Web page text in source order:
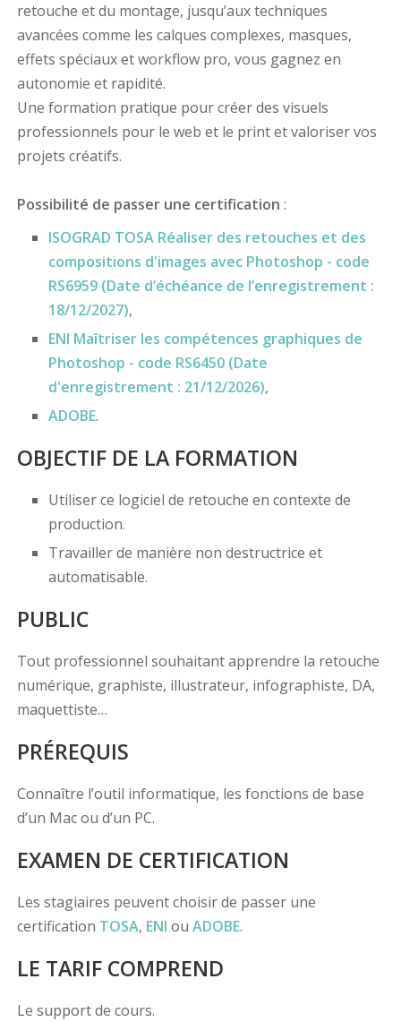
retouche et du montage, jusqu’aux techniques
avancées comme les calques complexes, masques,
effets spéciaux et workflow pro, vous gagnez en
autonomie et rapidité.
Une formation pratique pour créer des visuels
professionnels pour le web et le print et valoriser vos
projets créatifs.
Possibilité de passer une certification :
ISOGRAD TOSA Réaliser des retouches et des
compositions d'images avec Photoshop - code
RS6959 (Date d’échéance de l’enregistrement :
18/12/2027),
ENI Maîtriser les compétences graphiques de
Photoshop - code RS6450 (Date
d'enregistrement : 21/12/2026),
ADOBE.
OBJECTIF DE LA FORMATION
Utiliser ce logiciel de retouche en contexte de
production.
Travailler de manière non destructrice et
automatisable.
PUBLIC
Tout professionnel souhaitant apprendre la retouche
numérique, graphiste, illustrateur, infographiste, DA,
maquettiste…
PRÉREQUIS
Connaître l’outil informatique, les fonctions de base
d’un Mac ou d’un PC.
EXAMEN DE CERTIFICATION
Les stagiaires peuvent choisir de passer une
certification TOSA, ENI ou ADOBE.
LE TARIF COMPREND
Le support de cours.